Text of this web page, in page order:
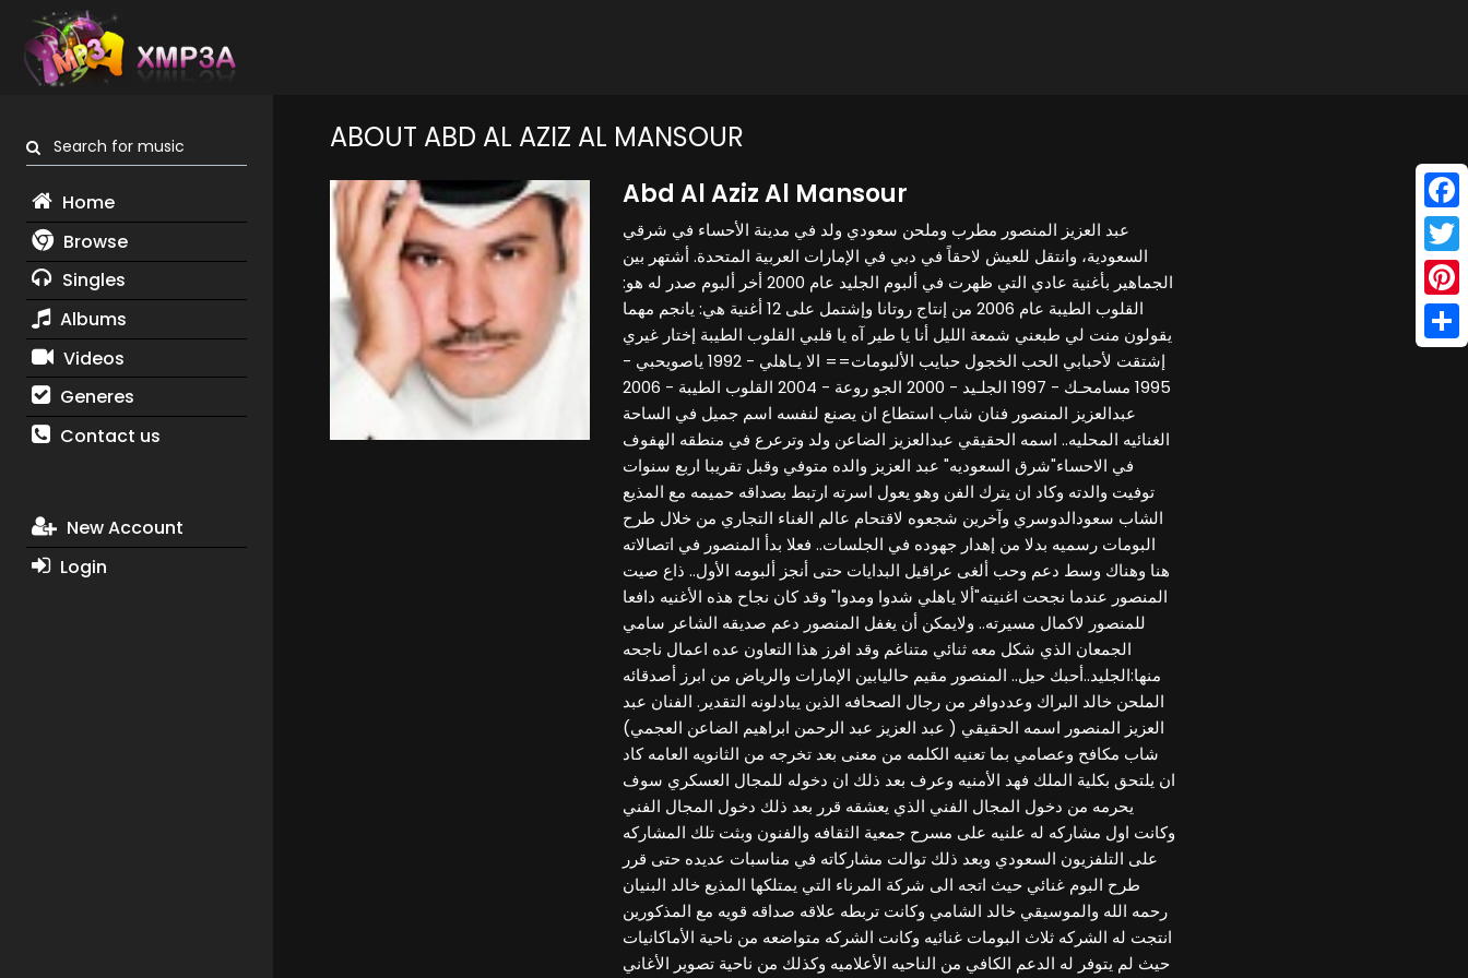
Search for music
Home
Browse
Singles
Albums
Videos
Generes
Contact us
New Account
Login
ABOUT ABD AL AZIZ AL MANSOUR
Abd Al Aziz Al Mansour
عبد العزيز المنصور مطرب وملحن سعودي ولد في مدينة الأحساء في شرقي
السعودية، وانتقل للعيش لاحقاً في دبي في الإمارات العربية المتحدة. أشتهر بين
الجماهير بأغنية عادي التي ظهرت في ألبوم الجليد عام 2000 أخر ألبوم صدر له هو:
القلوب الطيبة عام 2006 من إنتاج روتانا وإشتمل على 12 أغنية هي: يانجم مهما
يقولون منت لي طبعني شمعة الليل أنا يا طير آه يا قلبي القلوب الطيبة إختار غيري
إشتقت لأحبابي الحب الخجول حبايب الألبومات== الا يـاهلي - 1992 ياصويحبي -
1995 مسامحـك - 1997 الجلـيد - 2000 الجو روعة - 2004 القلوب الطيبة - 2006
عبدالعزيز المنصور فنان شاب استطاع ان يصنع لنفسه اسم جميل في الساحة
الغنائيه المحليه.. اسمه الحقيقي عبدالعزيز الضاعن ولد وترعرع في منطقه الهفوف
في الاحساء"شرق السعوديه" عبد العزيز والده متوفي وقبل تقريبا اربع سنوات
توفيت والدته وكاد ان يترك الفن وهو يعول اسرته ارتبط بصداقه حميمه مع المذيع
الشاب سعودالدوسري وآخرين شجعوه لاقتحام عالم الغناء التجاري من خلال طرح
البومات رسميه بدلا من إهدار جهوده في الجلسات.. فعلا بدأ المنصور في اتصالاته
هنا وهناك وسط دعم وحب ألغى عراقيل البدايات حتى أنجز ألبومه الأول.. ذاع صيت
المنصور عندما نجحت اغنيته"ألا ياهلي شدوا ومدوا" وقد كان نجاح هذه الأغنيه دافعا
للمنصور لاكمال مسيرته.. ولايمكن أن يغفل المنصور دعم صديقه الشاعر سامي
الجمعان الذي شكل معه ثنائي متناغم وقد افرز هذا التعاون عده اعمال ناجحه
منها:الجليد..أحبك حيل.. المنصور مقيم حاليابين الإمارات والرياض من ابرز أصدقائه
الملحن خالد البراك وعددوافر من رجال الصحافه الذين يبادلونه التقدير. الفنان عبد
العزيز المنصور اسمه الحقيقي ( عبد العزيز عبد الرحمن ابراهيم الضاعن العجمي)
شاب مكافح وعصامي بما تعنيه الكلمه من معنى بعد تخرجه من الثانويه العامه كاد
ان يلتحق بكلية الملك فهد الأمنيه وعرف بعد ذلك ان دخوله للمجال العسكري سوف
يحرمه من دخول المجال الفني الذي يعشقه قرر بعد ذلك دخول المجال الفني
وكانت اول مشاركه له علنيه على مسرح جمعية الثقافه والفنون وبثت تلك المشاركه
على التلفزيون السعودي وبعد ذلك توالت مشاركاته في مناسبات عديده حتى قرر
طرح البوم غنائي حيث اتجه الى شركة المرناء التي يمتلكها المذيع خالد البنيان
رحمه الله والموسيقي خالد الشامي وكانت تربطه علاقه صداقه قويه مع المذكورين
انتجت له الشركه ثلاث البومات غنائيه وكانت الشركه متواضعه من ناحية الأماكانيات
حيث لم يتوفر له الدعم الكافي من الناحيه الأعلاميه وكذلك من ناحية تصوير الأغاني